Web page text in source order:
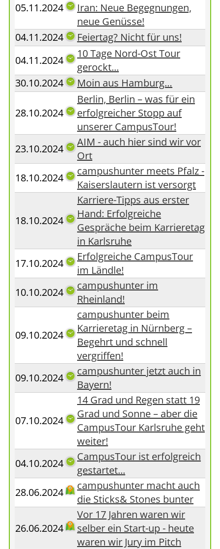
05.11.2024
Iran: Neue Begegnungen,
neue Genüsse!
04.11.2024
Feiertag? Nicht für uns!
04.11.2024
10 Tage Nord-Ost Tour
gerockt...
30.10.2024
Moin aus Hamburg…
28.10.2024
Berlin, Berlin – was für ein
erfolgreicher Stopp auf
unserer CampusTour!
23.10.2024
AIM - auch hier sind wir vor
Ort
18.10.2024
campushunter meets Pfalz -
Kaiserslautern ist versorgt
18.10.2024
Karriere-Tipps aus erster
Hand: Erfolgreiche
Gespräche beim Karrieretag
in Karlsruhe
17.10.2024
Erfolgreiche CampusTour
im Ländle!
10.10.2024
campushunter im
Rheinland!
09.10.2024
campushunter beim
Karrieretag in Nürnberg –
Begehrt und schnell
vergriffen!
09.10.2024
campushunter jetzt auch in
Bayern!
07.10.2024
14 Grad und Regen statt 19
Grad und Sonne – aber die
CampusTour Karlsruhe geht
weiter!
04.10.2024
CampusTour ist erfolgreich
gestartet...
28.06.2024
campushunter macht auch
die Sticks& Stones bunter
26.06.2024
Vor 17 Jahren waren wir
selber ein Start-up - heute
waren wir Jury im Pitch